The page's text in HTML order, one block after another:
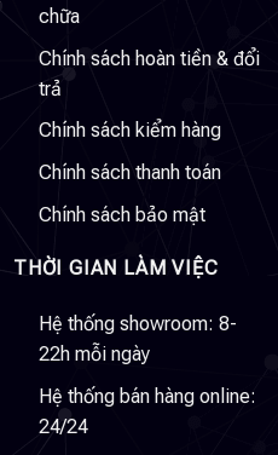
chữa
Chính sách hoàn tiền & đổi
trả
Chính sách kiểm hàng
Chính sách thanh toán
Chính sách bảo mật
THỜI GIAN LÀM VIỆC
Hệ thống showroom: 8-
22h mỗi ngày
Hệ thống bán hàng online:
24/24